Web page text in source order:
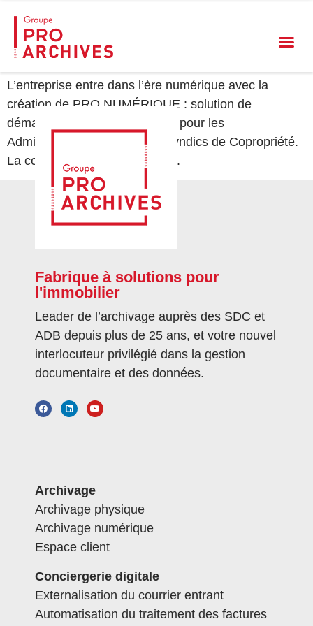
Lancement de
PRO.NUMERIQUE
L’entreprise entre dans l’ère numérique avec la
création de PRO.NUMÉRIQUE : solution de
dématérialisation des archives pour les
Administrateurs de Biens et Syndics de Copropriété.
La course au digital est lancée.
Fabrique à solutions pour
l'immobilier
Leader de l’archivage auprès des SDC et
ADB depuis plus de 25 ans, et votre nouvel
interlocuteur privilégié dans la gestion
documentaire et des données.
Archivage
Archivage physique
Archivage numérique
Espace client
Conciergerie digitale
Externalisation du courrier entrant
Automatisation du traitement des factures